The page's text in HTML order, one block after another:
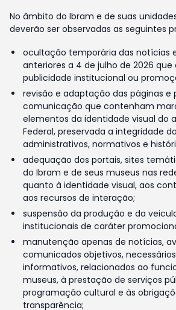
No âmbito do Ibram e de suas
deverão ser observadas as seguintes
ocultação temporária das notícias
anteriores a 4 de julho de 2026
publicidade institucional ou
revisão e adaptação das páginas e
comunicação que contenham
elementos da identidade visual do
Federal, preservada a integridade
administrativos, normativos e
adequação dos portais, sites
do Ibram e de seus museus nas
quanto à identidade visual, aos
aos recursos de interação;
suspensão da produção e da
institucionais de caráter
manutenção apenas de notícias,
comunicados objetivos,
informativos, relacionados ao
museus, à prestação de serviços
programação cultural e às
transparência;